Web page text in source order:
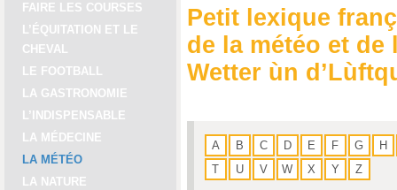
FAIRE LES COURSES
L’ÉQUITATION ET LE
CHEVAL
LE FOOTBALL
LA GASTRONOMIE
L’INDISPENSABLE
LA MÉDECINE
LA MÉTÉO
LA NATURE
Petit lexique
de la météo et de
Wetter ùn
A B C D E F G
H
T
U V W X Y Z